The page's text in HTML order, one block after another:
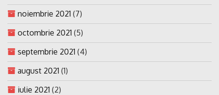
noiembrie 2021 (7)
octombrie 2021 (5)
septembrie 2021 (4)
august 2021 (1)
iulie 2021 (2)